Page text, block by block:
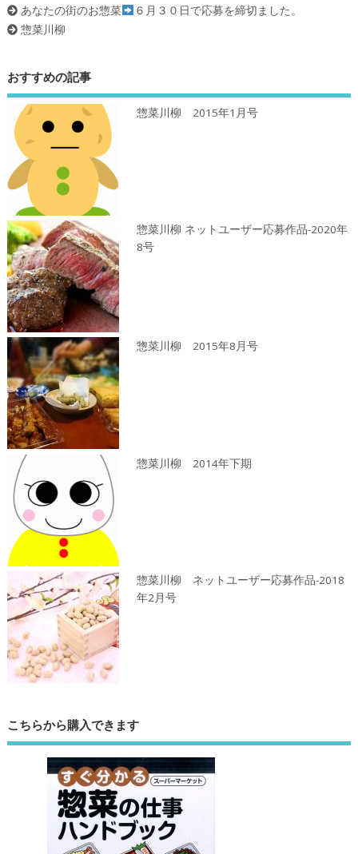
あなたの街のお惣菜
６月３０日で応募を締切ました。
惣菜川柳
おすすめの記事
惣菜川柳 2015年1月号
惣菜川柳 ネットユーザー応募作品-2020年
8号
惣菜川柳 2015年8月号
惣菜川柳 2014年下期
惣菜川柳 ネットユーザー応募作品-2018
年2月号
こちらから購入できます